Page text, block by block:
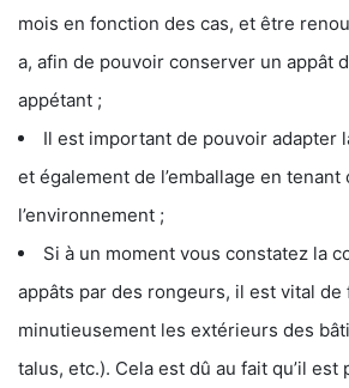
mois en fonction des cas, et être
a, afin de pouvoir conserver un appât
appétant ;
Il est important de pouvoir adapter
et également de l’emballage en tenant
l’environnement ;
Si à un moment vous constatez la
appâts par des rongeurs, il est vital de
minutieusement les extérieurs des
talus, etc.). Cela est dû au fait qu’il est